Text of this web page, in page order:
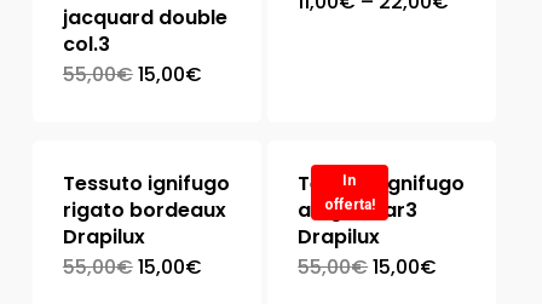
jacquard double
col.3
55,00€15,00€
In
offerta!
Tessuto ignifugo
rigato bordeaux
Drapilux
55,00€15,00€
Tessuto ignifugo
a righe var3
Drapilux
55,00€15,00€